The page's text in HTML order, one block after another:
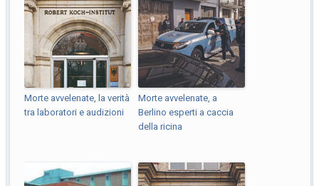
Morte avvelenate, la verità
tra laboratori e audizioni
Morte avvelenate, a
Berlino esperti a caccia
della ricina